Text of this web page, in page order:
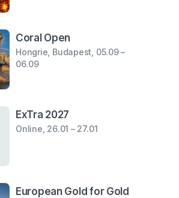
Coral Open
Hongrie, Budapest, 05.09 –
06.09
ExTra 2027
Online, 26.01 – 27.01
European Gold for Gold